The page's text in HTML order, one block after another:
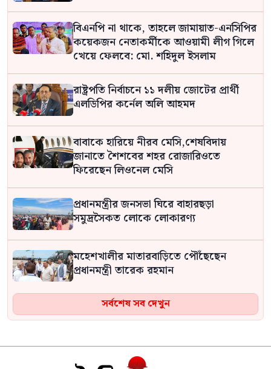
বিএনপি না থাকে, তাহলে জামায়াত-এনসিপির
কয়েকজন নেতাকর্মীকে আওয়ামী লীগ গিলে
খেয়ে ফেলবে: মো. শহিদুল ইসলাম
রাষ্ট্রপতি নির্বাচনে ১১ দলীয় জোটের প্রার্থী
এলডিপির কর্নেল অলি আহমদ
বাবাকে হারিয়ে নীরব মেসি,শেষবিদায়
জানাতে শৈশবের শহর রোজারিওতে
ফিরেছেন লিওনেল মেসি
প্রধানমন্ত্রীর জনসভা ঘিরে বাহারছড়া
সমুদ্রসৈকত লোকে লোকারণ্য
মহেশখালীর মাতারবাড়িতে পৌঁছেছেন
প্রধানমন্ত্রী তারেক রহমান
চার দিনের সরকারি সফরে সিঙ্গাপুর গেলেন
পররাষ্ট্র প্রতিমন্ত্রী শামা ওবায়েদ
ইরানের বিরুদ্ধে যুদ্ধ চালানোর মতো পর্যাপ্ত
সর্বশেষ সব দেখুন